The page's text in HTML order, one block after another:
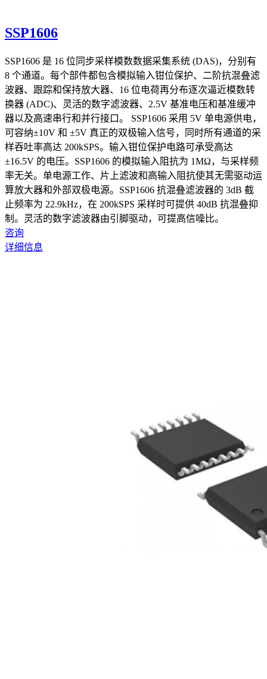
SSP1606
SSP1606 是 16 位同步采样模数数据采集系统 (DAS)，分别有
8 个通道。每个部件都包含模拟输入钳位保护、二阶抗混叠滤
波器、跟踪和保持放大器、16 位电荷再分布逐次逼近模数转
换器 (ADC)、灵活的数字滤波器、2.5V 基准电压和基准缓冲
器以及高速串行和并行接口。 SSP1606 采用 5V 单电源供电，
可容纳±10V 和 ±5V 真正的双极输入信号，同时所有通道的采
样吞吐率高达 200kSPS。输入钳位保护电路可承受高达
±16.5V 的电压。SSP1606 的模拟输入阻抗为 1MΩ，与采样频
率无关。单电源工作、片上滤波和高输入阻抗使其无需驱动运
算放大器和外部双极电源。SSP1606 抗混叠滤波器的 3dB 截
止频率为 22.9kHz，在 200kSPS 采样时可提供 40dB 抗混叠抑
制。灵活的数字滤波器由引脚驱动，可提高信噪比。
咨询
详细信息